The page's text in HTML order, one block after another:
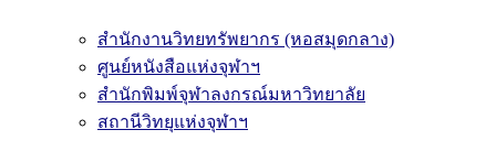
สำนักงานวิทยทรัพยากร (หอสมุดกลาง)
ศูนย์หนังสือแห่งจุฬาฯ
สำนักพิมพ์จุฬาลงกรณ์มหาวิทยาลัย
สถานีวิทยุแห่งจุฬาฯ